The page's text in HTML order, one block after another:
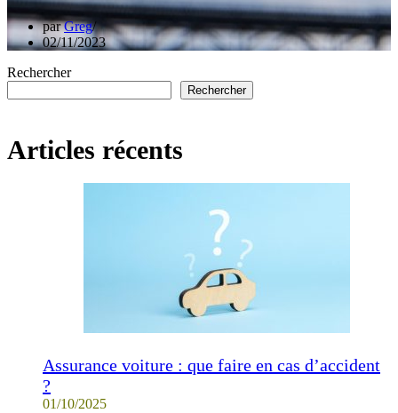
parGreg
02/11/2023
Rechercher
Rechercher
Articles récents
Assurance voiture : que faire en cas d’accident
?
01/10/2025